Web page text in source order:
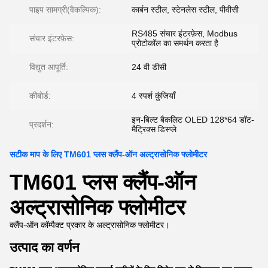
पाइप सामग्री(वैकल्पिक): कार्बन स्टील, स्टेनलेस स्टील, पीवीसी
संचार इंटरफ़ेस:
RS485 संचार इंटरफ़ेस, Modbus
प्रोटोकॉल का समर्थन करता है
विद्युत आपूर्ति: 24 वी डीसी
कीबोर्ड: 4 स्पर्श कुंजियाँ
प्रदर्शन:
इन-बिल्ट बैकलिट OLED 128*64 डॉट-
मैट्रिक्स डिस्प्ले
सटीक माप के लिए TM601 प्लस क्लैंप-ऑन अल्ट्रासोनिक फ्लोमीटर
TM601 प्लस क्लैंप-ऑन
अल्ट्रासोनिक फ्लोमीटर
क्लैंप-ऑन कॉम्पैक्ट प्रकार के अल्ट्रासोनिक फ्लोमीटर।
उत्पाद का वर्णन